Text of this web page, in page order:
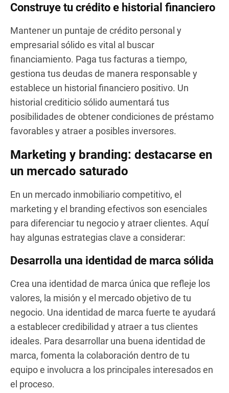
Construye tu crédito e historial financiero
Mantener un puntaje de crédito personal y
empresarial sólido es vital al buscar
financiamiento. Paga tus facturas a tiempo,
gestiona tus deudas de manera responsable y
establece un historial financiero positivo. Un
historial crediticio sólido aumentará tus
posibilidades de obtener condiciones de préstamo
favorables y atraer a posibles inversores.
Marketing y branding: destacarse en
un mercado saturado
En un mercado inmobiliario competitivo, el
marketing y el branding efectivos son esenciales
para diferenciar tu negocio y atraer clientes. Aquí
hay algunas estrategias clave a considerar:
Desarrolla una identidad de marca sólida
Crea una identidad de marca única que refleje los
valores, la misión y el mercado objetivo de tu
negocio. Una identidad de marca fuerte te ayudará
a establecer credibilidad y atraer a tus clientes
ideales. Para desarrollar una buena identidad de
marca, fomenta la colaboración dentro de tu
equipo e involucra a los principales interesados en
el proceso.